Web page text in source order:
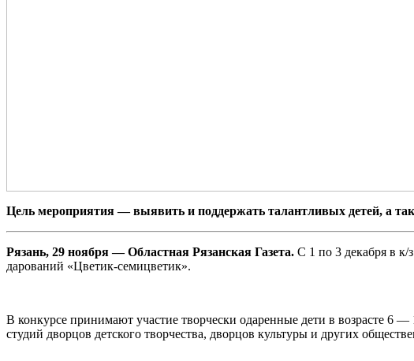
Цель мероприятия — выявить и поддержать талантливых детей, а
Рязань, 29 ноября — Областная Рязанская Газета. С 1 по 3 декабря в
дарований «Цветик-семицветик».
В конкурсе принимают участие творчески одаренные дети в возрасте 6
студий дворцов детского творчества, дворцов культуры и других